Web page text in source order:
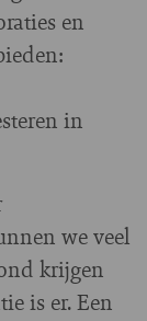
en
in
we veel
krijgen
is er. Een